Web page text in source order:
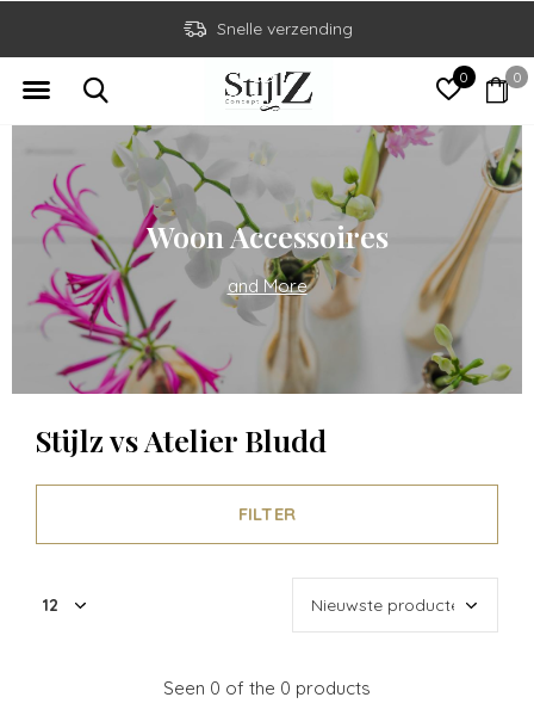
0 0
Snelle verzending
Woon Accessoires
and More
Stijlz vs Atelier Bludd
FILTER
Seen 0 of the 0 products